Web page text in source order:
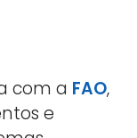
com a FAO,
e